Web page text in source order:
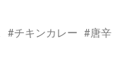
チキンカレー
唐辛